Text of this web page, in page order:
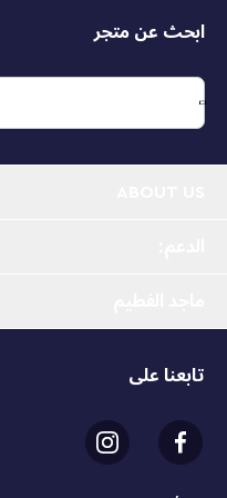
مجموعة ألعاب سباق جو
ليغو® سيتي للأطفال من عمر 5 سنوات
ما محتويات مجموعة
لبناء سيارة سباق فيروزية
تتضمن دليلاً تفاعلياً - يمكن
ثلاثية الأبعاد وتتبع تقدم
الافتراضية وحفظها في
ابحث عن متجر
تابعنا على